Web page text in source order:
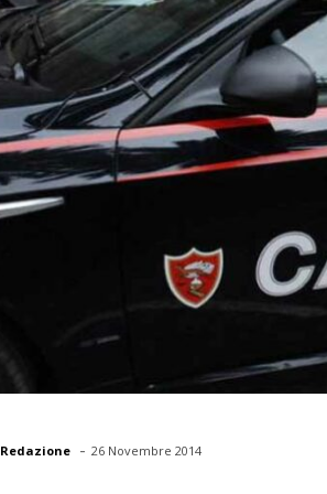
Redazione - 26 Novembre 2014